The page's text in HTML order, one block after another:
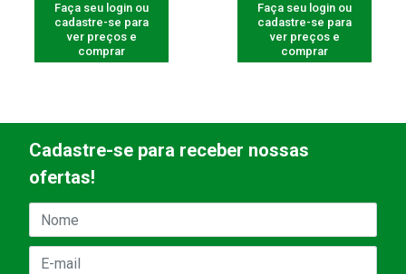
Faça seu login ou
cadastre-se para
ver preços e
comprar
Faça seu login ou
cadastre-se para
ver preços e
comprar
Cadastre-se para receber nossas
ofertas!